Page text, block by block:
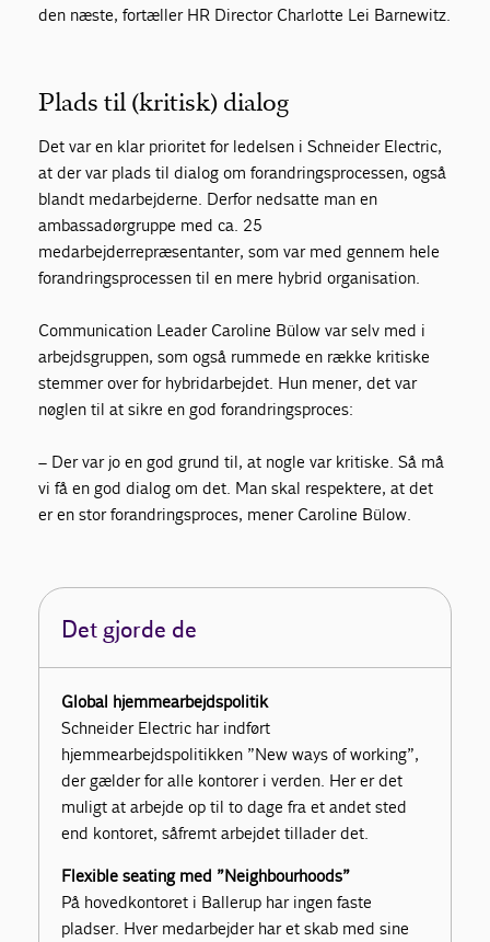
den næste, fortæller HR Director Charlotte Lei Barnewitz.
Plads til (kritisk) dialog
Det var en klar prioritet for ledelsen i Schneider Electric,
at der var plads til dialog om forandringsprocessen, også
blandt medarbejderne. Derfor nedsatte man en
ambassadørgruppe med ca. 25
medarbejderrepræsentanter, som var med gennem hele
forandringsprocessen til en mere hybrid organisation.
Communication Leader Caroline Bülow var selv med i
arbejdsgruppen, som også rummede en række kritiske
stemmer over for hybridarbejdet. Hun mener, det var
nøglen til at sikre en god forandringsproces:
– Der var jo en god grund til, at nogle var kritiske. Så må
vi få en god dialog om det. Man skal respektere, at det
er en stor forandringsproces, mener Caroline Bülow.
Det gjorde de
Global hjemmearbejdspolitik
Schneider Electric har indført
hjemmearbejdspolitikken ”New ways of working”,
der gælder for alle kontorer i verden. Her er det
muligt at arbejde op til to dage fra et andet sted
end kontoret, såfremt arbejdet tillader det.
Flexible seating med ”Neighbourhoods”
På hovedkontoret i Ballerup har ingen faste
pladser. Hver medarbejder har et skab med sine